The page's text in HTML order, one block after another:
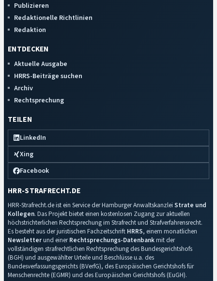
Publizieren
Redaktionelle Richtlinien
Redaktion
ENTDECKEN
Aktuelle Ausgabe
HRRS-Beiträge suchen
Archiv
Rechtsprechung
TEILEN
LinkedIn
Xing
Facebook
HRR-STRAFRECHT.DE
HRR-Strafrecht.de ist ein Service der Hamburger Anwaltskanzlei Strate und
Kollegen. Das Projekt bietet einen kostenlosen Zugang zur aktuellen
höchstrichterlichen Rechtsprechung im Strafrecht und Strafverfahrensrecht.
Es besteht aus der juristischen Fachzeitschrift HRRS, einem monatlichen
Newsletterund einerRechtsprechungs-Datenbankmit der
vollständigen strafrechtlichen Rechtsprechung des Bundesgerichtshofs
(BGH) und ausgewählter Urteile und Beschlüsse u.a. des
Bundesverfassungsgerichts (BVerfG), des Europäischen Gerichtshofs für
Menschenrechte (EGMR) und des Europäischen Gerichtshofs (EuGH).